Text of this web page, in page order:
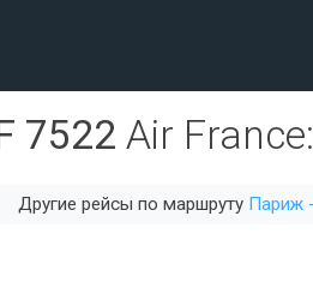
7522 Air France:
Другие рейсы по маршруту Париж